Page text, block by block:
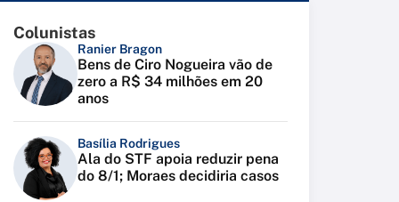
Colunistas
Ranier Bragon
Bens de Ciro Nogueira vão de
zero a R$ 34 milhões em 20
anos
Basília Rodrigues
Ala do STF apoia reduzir pena
do 8/1; Moraes decidiria casos